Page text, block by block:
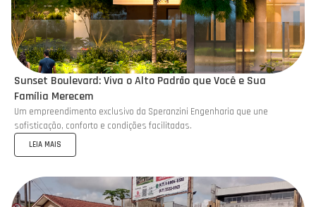
Sunset Boulevard: Viva o Alto Padrão que Você e Sua
Família Merecem
Um empreendimento exclusivo da Speranzini Engenharia que une
sofisticação, conforto e condições facilitadas.
LEIA MAIS